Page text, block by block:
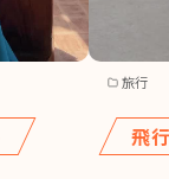
旅行
飛